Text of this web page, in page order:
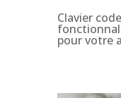
Clavier
pour votre